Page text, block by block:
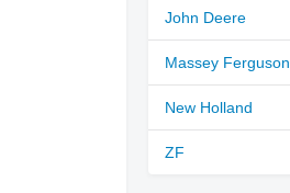
John Deere
Massey Ferguson
New Holland
ZF